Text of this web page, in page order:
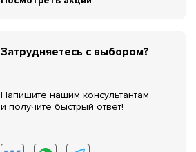
Затрудняетесь с выбором?
Напишите нашим консультантам
и получите быстрый ответ!